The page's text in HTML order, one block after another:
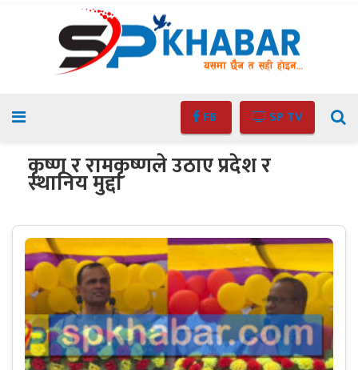
FB SP TV
कृष्ण र रामकृष्णले उठाए प्रदेश र
स्थानिय मुद्दा